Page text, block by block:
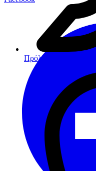
Πρόληψη - Προφύλαξη